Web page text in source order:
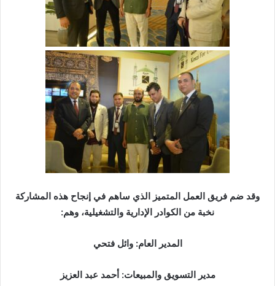
وقد ضم فريق العمل المتميز الذي ساهم في إنجاح هذه المشاركة
نخبة من الكوادر الإدارية والتشغيلية، وهم:
المدير العام: وائل فتحي
مدير التسويق والمبيعات: أحمد عبد العزيز